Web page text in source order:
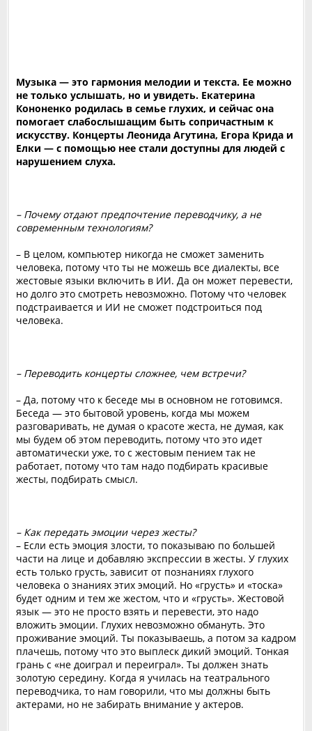
Музыка — это гармония мелодии и текста. Ее можно
не только услышать, но и увидеть. Екатерина
Кононенко родилась в семье глухих, и сейчас она
помогает слабослышащим быть сопричастным к
искусству. Концерты Леонида Агутина, Егора Крида и
Елки — с помощью нее стали доступны для людей с
нарушением слуха.
– Почему отдают предпочтение переводчику, а не
современным технологиям?
– В целом, компьютер никогда не сможет заменить
человека, потому что ты не можешь все диалекты, все
жестовые языки включить в ИИ. Да он может перевести,
но долго это смотреть невозможно. Потому что человек
подстраивается и ИИ не сможет подстроиться под
человека.
– Переводить концерты сложнее, чем встречи?
– Да, потому что к беседе мы в основном не готовимся.
Беседа — это бытовой уровень, когда мы можем
разговаривать, не думая о красоте жеста, не думая, как
мы будем об этом переводить, потому что это идет
автоматически уже, то с жестовым пением так не
работает, потому что там надо подбирать красивые
жесты, подбирать смысл.
– Как передать эмоции через жесты?
– Если есть эмоция злости, то показываю по большей
части на лице и добавляю экспрессии в жесты. У глухих
есть только грусть, зависит от познаниях глухого
человека о знаниях этих эмоций. Но «грусть» и «тоска»
будет одним и тем же жестом, что и «грусть». Жестовой
язык — это не просто взять и перевести, это надо
вложить эмоции. Глухих невозможно обмануть. Это
проживание эмоций. Ты показываешь, а потом за кадром
плачешь, потому что это выплеск дикий эмоций. Тонкая
грань с «не доиграл и переиграл». Ты должен знать
золотую середину. Когда я училась на театрального
переводчика, то нам говорили, что мы должны быть
актерами, но не забирать внимание у актеров.